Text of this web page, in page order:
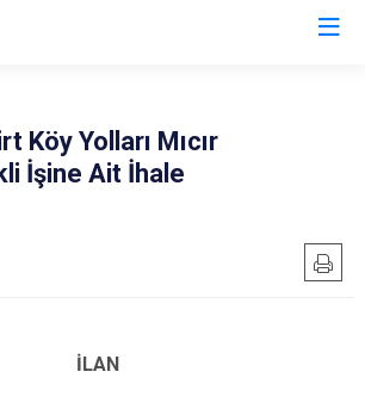
Köy Yolları Mıcır
İşine Ait İhale
İLAN